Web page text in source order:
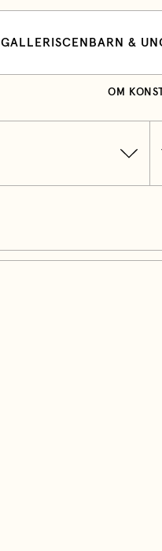
GALLERI SCEN BARN &
OM